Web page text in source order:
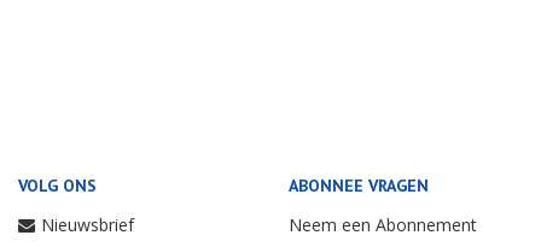
VOLG ONS
Nieuwsbrief
ABONNEE VRAGEN
Neem een Abonnement